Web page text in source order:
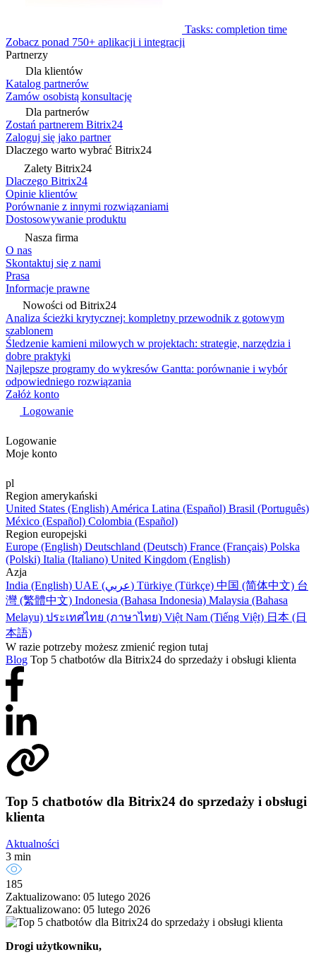
Tasks: completion time
Zobacz ponad 750+ aplikacji i integracji
Partnerzy
Dla klientów
Katalog partnerów
Zamów osobistą konsultację
Dla partnerów
Zostań partnerem Bitrix24
Zaloguj się jako partner
Dlaczego warto wybrać Bitrix24
Zalety Bitrix24
Dlaczego Bitrix24
Opinie klientów
Porównanie z innymi rozwiązaniami
Dostosowywanie produktu
Nasza firma
O nas
Skontaktuj się z nami
Prasa
Informacje prawne
Nowości od Bitrix24
Analiza ścieżki krytycznej: kompletny przewodnik z gotowym
szablonem
Śledzenie kamieni milowych w projektach: strategie, narzędzia i
dobre praktyki
Najlepsze programy do wykresów Gantta: porównanie i wybór
odpowiedniego rozwiązania
Załóż konto
Logowanie
Logowanie
Moje konto
pl
Region amerykański
United States (English) América Latina (Español) Brasil (Português)
México (Español) Colombia (Español)
Region europejski
Europe (English) Deutschland (Deutsch) France (Français) Polska
(Polski) Italia (Italiano) United Kingdom (English)
Azja
India (English)
UAE (عربي) Türkiye (Türkçe) 中国 (简体中文) 台
灣 (繁體中文) Indonesia (Bahasa Indonesia) Malaysia (Bahasa
Melayu) ประเทศไทย (ภาษาไทย) Việt Nam (Tiếng Việt) 日本 (日
本語)
W razie potrzeby możesz zmienić region tutaj
Blog Top 5 chatbotów dla Bitrix24 do sprzedaży i obsługi klienta
Top 5 chatbotów dla Bitrix24 do sprzedaży i obsługi
klienta
Aktualności
3 min
185
Zaktualizowano: 05 lutego 2026
Zaktualizowano: 05 lutego 2026
Drogi użytkowniku,